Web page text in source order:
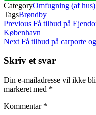
CategoryOmfugning (af hus)
TagsBrøndby
Previous
Post
Previous Få tilbud på
København
Next
Next Få tilbud på carporte
Skriv et svar
Din e-mailadresse vil ikke
markeret med *
Kommentar *